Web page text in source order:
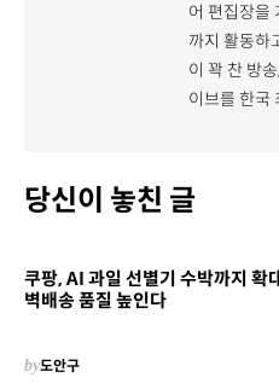
어 편집장을
까지 활동하
이 꽉 찬 방
이브를 한국
당신이 놓친 글
쿠팡, AI 과일 선별기 수박까지
벽배송 품질 높인다
by도안구